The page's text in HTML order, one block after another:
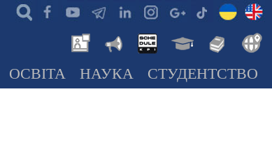
ОСВІТА НАУКА СТУДЕНТСТВО